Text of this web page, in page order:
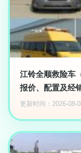
江铃全顺救险车
报价、配置及经
更新时间：2026-08-